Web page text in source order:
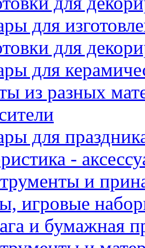
для
для
для
из разных
для
-
и
игровые
и бумажная